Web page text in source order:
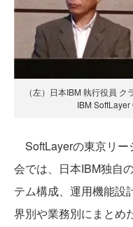
（左）日本IBM 執行役員
IBM
SoftLayerの東京リー
会では、日本IBM独自
テム構成、運用機能設
界別や業務別にまとめ